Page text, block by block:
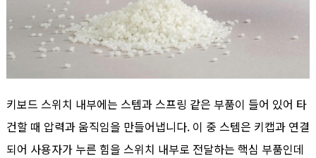
키보드 스위치 내부에는 스템과 스프링 같은 부품이 들어 있어 타
건할 때 압력과 움직임을 만들어냅니다. 이 중 스템은 키캡과 연결
되어 사용자가 누른 힘을 스위치 내부로 전달하는 핵심 부품인데